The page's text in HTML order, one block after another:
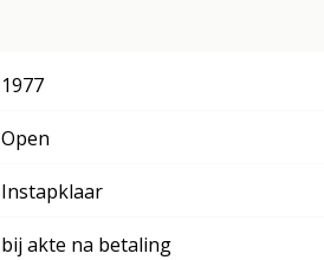
1977
Open
Instapklaar
bij akte na betaling